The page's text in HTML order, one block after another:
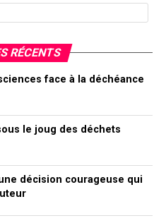
RÉCENTS
face à la déchéance
le joug des déchets
décision courageuse qui